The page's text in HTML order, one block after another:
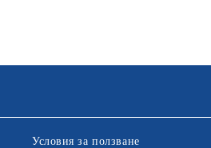
Условия за ползване